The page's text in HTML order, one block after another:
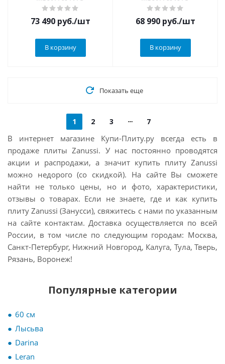
73 490 руб./шт
В корзину
68 990 руб./шт
В корзину
Показать еще
1 2 3 7
В интернет магазине Купи-Плиту.ру всегда есть в
продаже плиты Zanussi. У нас постоянно проводятся
акции и распродажи, а значит купить плиту Zanussi
можно недорого (со скидкой). На сайте Вы сможете
найти не только цены, но и фото, характеристики,
отзывы о товарах. Если не знаете, где и как купить
плиту Zanussi (Занусси), свяжитесь с нами по указанным
на сайте контактам. Доставка осуществляется по всей
России, в том числе по следующим городам: Москва,
Санкт-Петербург, Нижний Новгород, Калуга, Тула, Тверь,
Рязань, Воронеж!
Популярные категории
60 см
Лысьва
Darina
Leran